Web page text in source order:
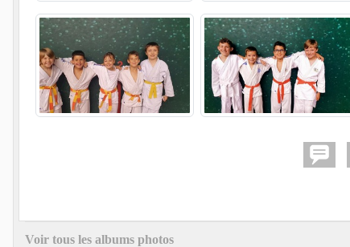
Voir tous les albums photos